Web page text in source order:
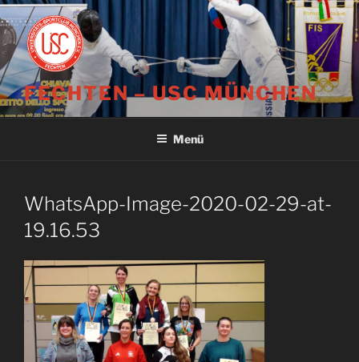
Zum
Inhalt
springen
FECHTEN – USC MÜNCHEN
Menü
WhatsApp-Image-2020-02-29-at-
19.16.53